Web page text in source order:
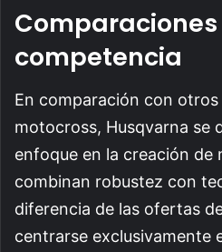
Comparaciones
competencia
En comparación con
motocross, Husqvarna se
enfoque en la creación de
combinan robustez con
diferencia de las ofertas
centrarse exclusivamente